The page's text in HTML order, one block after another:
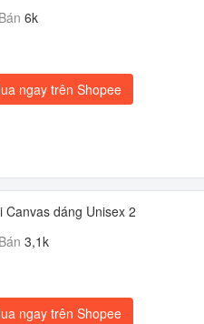
6k
ngay trên Shopee
dáng Unisex 2
3,1k
ngay trên Shopee